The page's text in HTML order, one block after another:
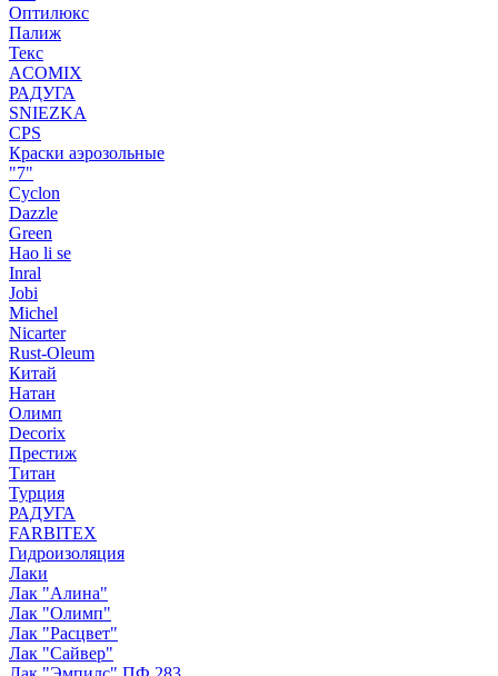
Оптилюкс
Палиж
Текс
ACOMIX
РАДУГА
SNIEZKA
CPS
Краски аэрозольные
"7"
Cyclon
Dazzle
Green
Hao li se
Inral
Jobi
Michel
Nicarter
Rust-Oleum
Китай
Натан
Олимп
Decorix
Престиж
Титан
Турция
РАДУГА
FARBITEX
Гидроизоляция
Лаки
Лак "Алина"
Лак "Олимп"
Лак "Расцвет"
Лак "Сайвер"